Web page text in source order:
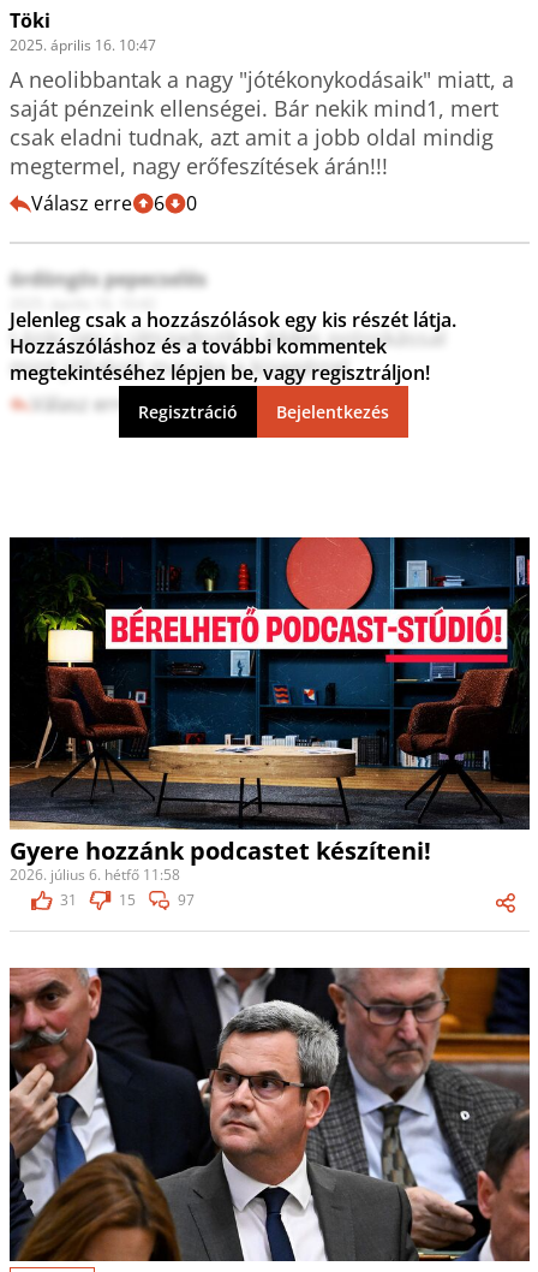
Töki
2025. április 16. 10:47
A neolibbantak a nagy "jótékonykodásaik" miatt, a
saját pénzeink ellenségei. Bár nekik mind1, mert
csak eladni tudnak, azt amit a jobb oldal mindig
megtermel, nagy erőfeszítések árán!!!
Válasz erre 6 0
ördöngös pepecselés
Lázár úgy a játszadozik a 444es poloskással
mint jóllakott macska a kisegérrel
Válasz erre 5 0
Jelenleg csak a hozzászólások egy kis részét látja.
Hozzászóláshoz és a további kommentek
megtekintéséhez lépjen be, vagy regisztráljon!
Regisztráció Bejelentkezés
Gyere hozzánk podcastet készíteni!
2026. július 6. hétfő 11:58
31
15 97